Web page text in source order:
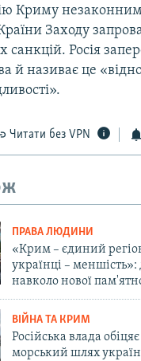
Криму
Країни Заходу
Росія
й називає це
Читати без VPN
ПРАВА ЛЮДИНИ
«Крим – єдиний
українці – меншість»:
навколо нової
ВІЙНА ТА КРИМ
Російська влада
морський шлях